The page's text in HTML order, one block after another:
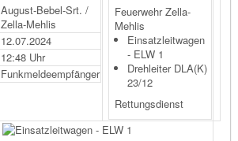
August-Bebel-Srt. /
Zella-Mehlis
12.07.2024
12:48 Uhr
Funkmeldeempfänger
Feuerwehr Zella-
Mehlis
Einsatzleitwagen
- ELW 1
Drehleiter DLA(K)
23/12
Rettungsdienst